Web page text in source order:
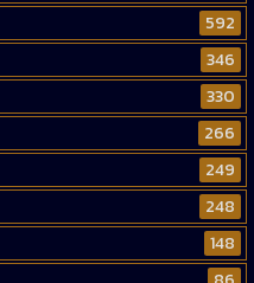
592
346
330
266
249
248
148